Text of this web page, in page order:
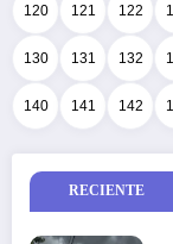
120 121 122
130 131 132
140 141 142
RECIENTE